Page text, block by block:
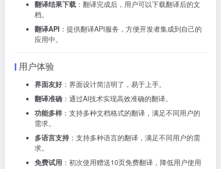
翻译结果下载 ：翻译完成后，用户可以下载翻译后的文
档。
翻译API ：提供翻译API服务，方便开发者集成到自己的
应用中。
用户体验
界面友好 ：界面设计简洁明了，易于上手。
翻译准确 ：通过AI技术实现高效准确的翻译。
功能多样 ：支持多种文档格式的翻译，满足不同用户的
需求。
多语言支持 ：支持多种语言的翻译，满足不同用户的需
求。
免费试用 ：初次使用赠送10页免费翻译，降低用户使用